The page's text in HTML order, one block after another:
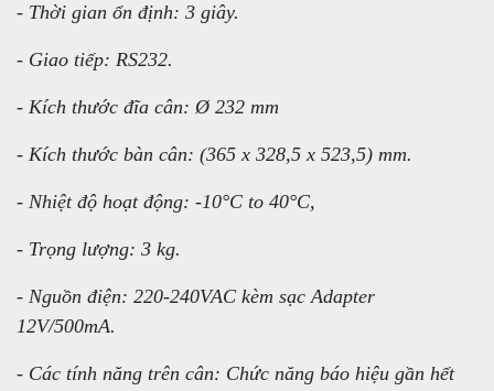
- Thời gian ổn định: 3 giây.
- Giao tiếp: RS232.
- Kích thước đĩa cân: Ø 232 mm
- Kích thước bàn cân: (365 x 328,5 x 523,5) mm.
- Nhiệt độ hoạt động: -10°C to 40°C,
- Trọng lượng: 3 kg.
- Nguồn điện: 220-240VAC kèm sạc Adapter
12V/500mA.
- Các tính năng trên cân: Chức năng báo hiệu gần hết